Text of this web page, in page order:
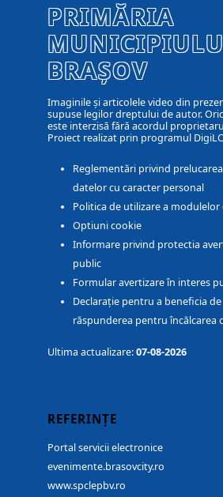
PRIMĂRIA
BRAȘOV
Imaginile și articolele video din
supuse legilor dreptului de autor.
este interzisă fără acordul
Proiect realizat prin programul
Reglementări privind
datelor cu caracter personal
Politica de utilizare a modulelor
Optiuni cookie
Informare privind protectia
public
Formular avertizare în interes
Declarație pentru a beneficia
răspunderea pentru
Ultima actualizare:07-08-2026
REFERINȚE
Portal servicii electronice
evenimente.brasovcity.ro
www.spclepbv.ro